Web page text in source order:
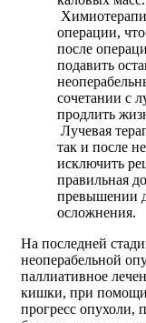
операции,
после
подавить
сочетании с
продлить
Лучевая
так и после
исключить
правильная
превышении
осложнения.
На последней
неоперабельной
паллиативное
кишки, при помощи
прогресс опухоли,